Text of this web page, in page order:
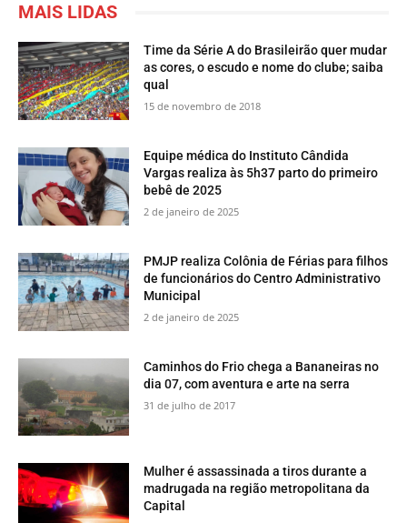
MAIS LIDAS
Time da Série A do Brasileirão quer mudar
as cores, o escudo e nome do clube; saiba
qual
15 de novembro de 2018
Equipe médica do Instituto Cândida
Vargas realiza às 5h37 parto do primeiro
bebê de 2025
2 de janeiro de 2025
PMJP realiza Colônia de Férias para filhos
de funcionários do Centro Administrativo
Municipal
2 de janeiro de 2025
​Caminhos do Frio chega a Bananeiras no
dia 07, com aventura e arte na serra
31 de julho de 2017
Mulher é assassinada a tiros durante a
madrugada na região metropolitana da
Capital